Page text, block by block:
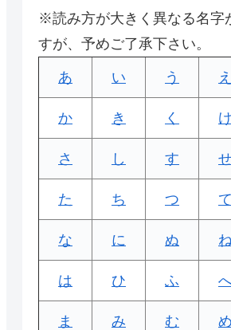
※読み方が大きく異なる名字
すが、予めご了承下さい。
あ い う え
か き く け
さ し す
た ち つ て
な に ぬ
は ひ ふ
ま み む め